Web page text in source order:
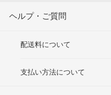
ヘルプ・ご質問
配送料について
支払い方法について